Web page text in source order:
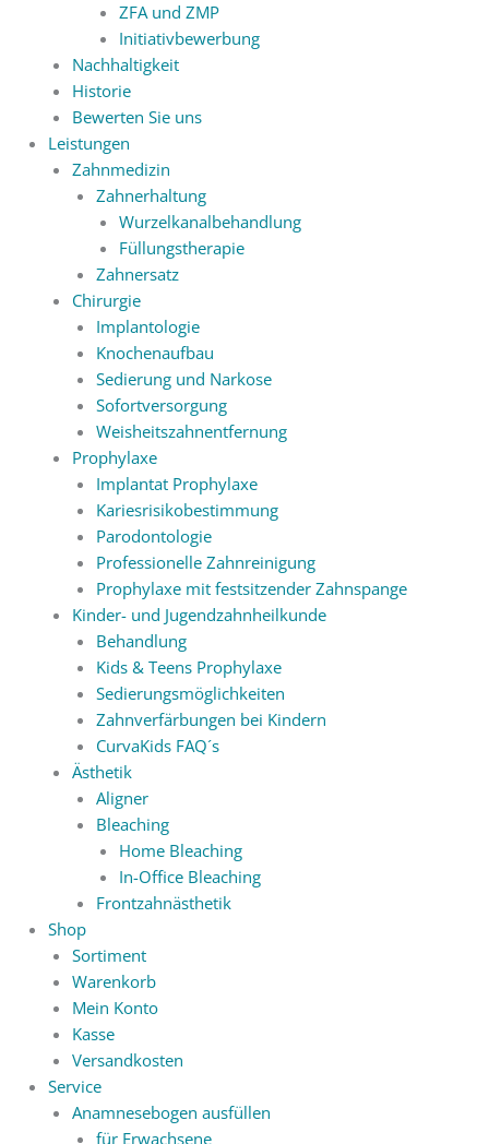
ZFA und ZMP
Initiativbewerbung
Nachhaltigkeit
Historie
Bewerten Sie uns
Leistungen
Zahnmedizin
Zahnerhaltung
Wurzelkanalbehandlung
Füllungstherapie
Zahnersatz
Chirurgie
Implantologie
Knochenaufbau
Sedierung und Narkose
Sofortversorgung
Weisheitszahnentfernung
Prophylaxe
Implantat Prophylaxe
Kariesrisikobestimmung
Parodontologie
Professionelle Zahnreinigung
Prophylaxe mit festsitzender Zahnspange
Kinder- und Jugendzahnheilkunde
Behandlung
Kids & Teens Prophylaxe
Sedierungsmöglichkeiten
Zahnverfärbungen bei Kindern
CurvaKids FAQ´s
Ästhetik
Aligner
Bleaching
Home Bleaching
In-Office Bleaching
Frontzahnästhetik
Shop
Sortiment
Warenkorb
Mein Konto
Kasse
Versandkosten
Service
Anamnesebogen ausfüllen
für Erwachsene